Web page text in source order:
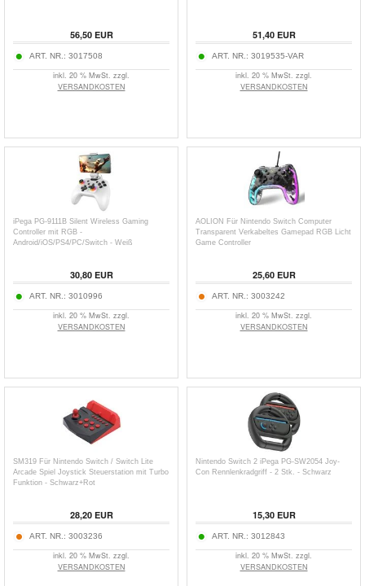
56,50EUR
ART. NR.: 3017508
inkl. 20 % MwSt. zzgl.
VERSANDKOSTEN
51,40EUR
ART. NR.: 3019535-VAR
inkl. 20 % MwSt. zzgl.
VERSANDKOSTEN
iPega PG-9111B Silent Wireless Gaming
Controller mit RGB -
Android/iOS/PS4/PC/Switch - Weiß
30,80EUR
ART. NR.: 3010996
inkl. 20 % MwSt. zzgl.
VERSANDKOSTEN
AOLION Für Nintendo Switch Computer
Transparent Verkabeltes Gamepad RGB Licht
Game Controller
25,60EUR
ART. NR.: 3003242
inkl. 20 % MwSt. zzgl.
VERSANDKOSTEN
SM319 Für Nintendo Switch / Switch Lite
Arcade Spiel Joystick Steuerstation mit Turbo
Funktion - Schwarz+Rot
28,20EUR
ART. NR.: 3003236
inkl. 20 % MwSt. zzgl.
VERSANDKOSTEN
Nintendo Switch 2 iPega PG-SW2054 Joy-
Con Rennlenkradgriff - 2 Stk. - Schwarz
15,30EUR
ART. NR.: 3012843
inkl. 20 % MwSt. zzgl.
VERSANDKOSTEN